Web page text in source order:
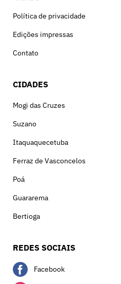
Política de privacidade
Edições impressas
Contato
CIDADES
Mogi das Cruzes
Suzano
Itaquaquecetuba
Ferraz de Vasconcelos
Poá
Guararema
Bertioga
REDES SOCIAIS
Facebook